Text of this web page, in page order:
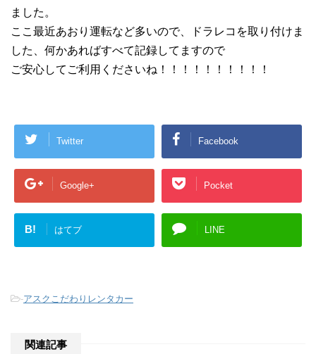
ました。
ここ最近あおり運転など多いので、ドラレコを取り付けま
した、何かあればすべて記録してますので
ご安心してご利用くださいね！！！！！！！！！！
Twitter Facebook
Google+ Pocket
B! はてブ LINE
-アスクこだわりレンタカー
関連記事